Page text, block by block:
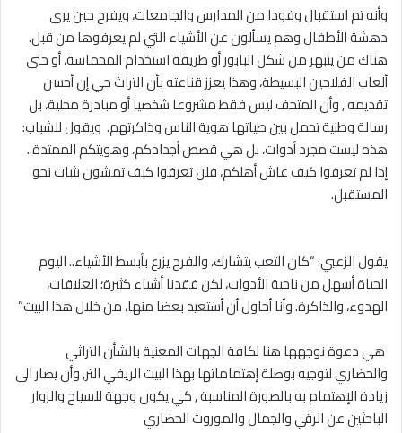
‎وأنه تم استقبال وفودا من المدارس والجامعات، ويفرح حين يرى
دهشة الأطفال وهم يسألون عن الأشياء التي لم يعرفوها من قبل.
هناك من ينبهر من شكل البابور أو طريقة استخدام المحماسة، أو حتى
ألعاب الفلاحين البسيطة، وهذا يعزز قناعته بأن التراث حي إن أحسن
تقديمه , وأن المتحف ليس فقط مشروعا شخصيا أو مبادرة محلية، بل
رسالة وطنية تحمل بين طياتها هوية الناس وذاكرتهم. ويقول للشباب:
هذه ليست مجرد أدوات، بل هي قصص أجدادكم، وهويتكم الممتدة..
إذا لم تعرفوا كيف عاش أهلكم، فلن تعرفوا كيف تمشون بثبات نحو
المستقبل.
‎يقول الزعبي: “كان التعب يتشارك، والفرح يزرع بأبسط الأشياء.. اليوم
الحياة أسهل من ناحية الأدوات، لكن فقدنا أشياء كثيرة؛ العلاقات،
الهدوء، والذاكرة. وأنا أحاول أن أستعيد بعضا منها، من خلال هذا البيت”
‎ هي دعوة نوجهها هنا لكافة الجهات المعنية بالشأن التراثي
والحضاري لتوجيه بوصلة إهتماماتها بهذا البيت الريفي الثر, وأن يصار الى
زيادة الإهتمام به بالصورة المناسبة , كي يكون وجهة للسياح والزوار
الباحثين عن الرقي والجمال والموروث الحضاري